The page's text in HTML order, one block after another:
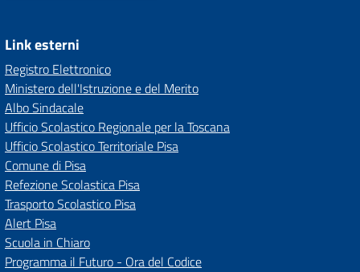
Link esterni
Registro Elettronico
Ministero dell'Istruzione e del Merito
Albo Sindacale
Ufficio Scolastico Regionale per la Toscana
Ufficio Scolastico Territoriale Pisa
Comune di Pisa
Refezione Scolastica Pisa
Trasporto Scolastico Pisa
Alert Pisa
Scuola in Chiaro
Programma il Futuro - Ora del Codice